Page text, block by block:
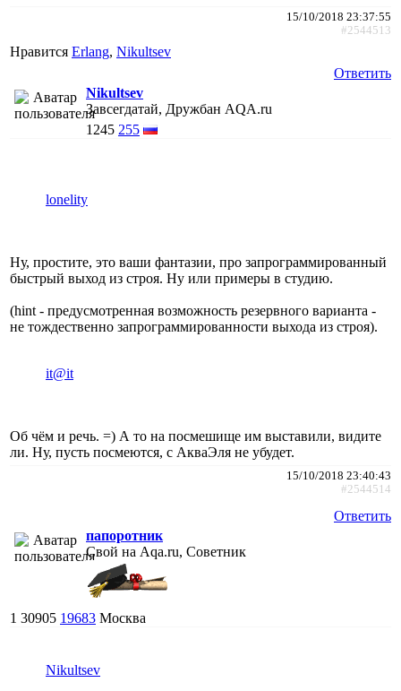
15/10/2018 23:37:55
#2544513
Нравится Erlang, Nikultsev
Ответить
Nikultsev
Завсегдатай, Дружбан AQA.ru
1245 255
lonelity
Ну, простите, это ваши фантазии, про запрограммированный
быстрый выход из строя. Ну или примеры в студию.
(hint - предусмотренная возможность резервного варианта -
не тождественно запрограммированности выхода из строя).
it@it
Об чём и речь. =) А то на посмешище им выставили, видите
ли. Ну, пусть посмеются, с АкваЭля не убудет.
15/10/2018 23:40:43
#2544514
Ответить
папоротник
Свой на Aqa.ru, Советник
1 30905 19683 Москва
Nikultsev